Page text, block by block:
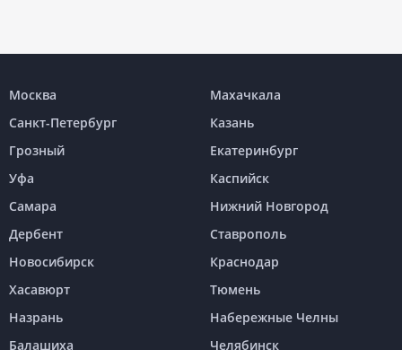
Москва
Махачкала
Санкт-Петербург
Казань
Грозный
Екатеринбург
Уфа
Каспийск
Самара
Нижний Новгород
Дербент
Ставрополь
Новосибирск
Краснодар
Хасавюрт
Тюмень
Назрань
Набережные Челны
Балашиха
Челябинск